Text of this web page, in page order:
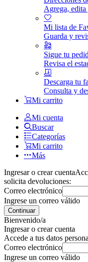
Agrega,
Mi lista de
Guarda y
Sigue tu
Revisa el
Descarga tu
Consulta y
Mi carrito
Mi cuenta
Buscar
Categorías
Mi carrito
Más
Ingresar o crear cuenta
solicita devoluciones:
Correo electrónico
Ingrese un correo válido
Continuar
Bienvenido/a
Ingresar o crear cuenta
Accede a tus datos
Correo electrónico
Ingrese un correo válido